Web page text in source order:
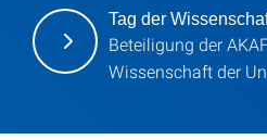
Tag der
Beteiligung der
Wissenschaft der